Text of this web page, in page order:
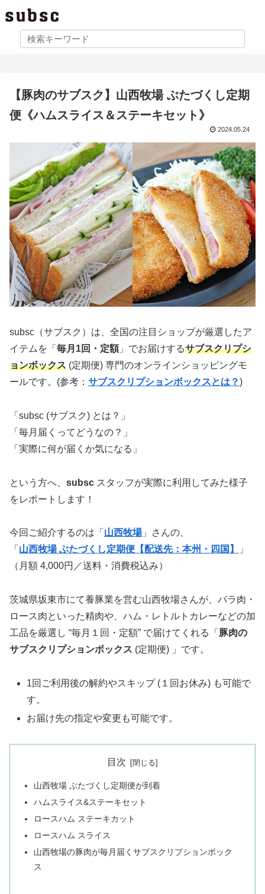
【豚肉のサブスク】山西牧場 ぶたづくし定期
便《ハムスライス＆ステーキセット》
2024.05.24
subsc（サブスク）は、全国の注目ショップが厳選したア
イテムを「 毎月1回・定額」でお届けするサブスクリプシ
ョンボックス (定期便) 専門のオンラインショッピングモ
ールです。(参考： サブスクリプションボックスとは？)
「subsc (サブスク) とは？」
「毎月届くってどうなの？」
「実際に何が届くか気になる」
という方へ、 subsc スタッフが実際に利用してみた様子
をレポートします！
今回ご紹介するのは「 山西牧場」さんの、
「 山西牧場 ぶたづくし定期便【配送先：本州・四国】
」
（月額 4,000円／送料・消費税込み）
茨城県坂東市にて養豚業を営む山西牧場さんが、バラ肉・
ロース肉といった精肉や、ハム・レトルトカレーなどの加
工品を厳選し “毎月１回・定額” で届けてくれる「 豚肉の
サブスクリプションボックス (定期便) 」です。
1回ご利用後の解約やスキップ (１回お休み) も可能で
す。
お届け先の指定や変更も可能です。
目次
山西牧場 ぶたづくし定期便が到着
ハムスライス&ステーキセット
ロースハム ステーキカット
ロースハム スライス
山西牧場の豚肉が毎月届くサブスクリプションボック
ス